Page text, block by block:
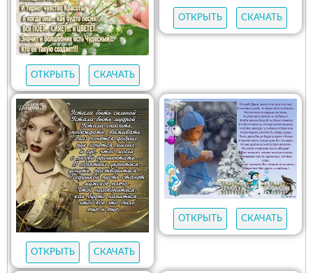
ОТКРЫТЬ СКАЧАТЬ
ОТКРЫТЬ СКАЧАТЬ
ОТКРЫТЬ СКАЧАТЬ
ОТКРЫТЬ СКАЧАТЬ